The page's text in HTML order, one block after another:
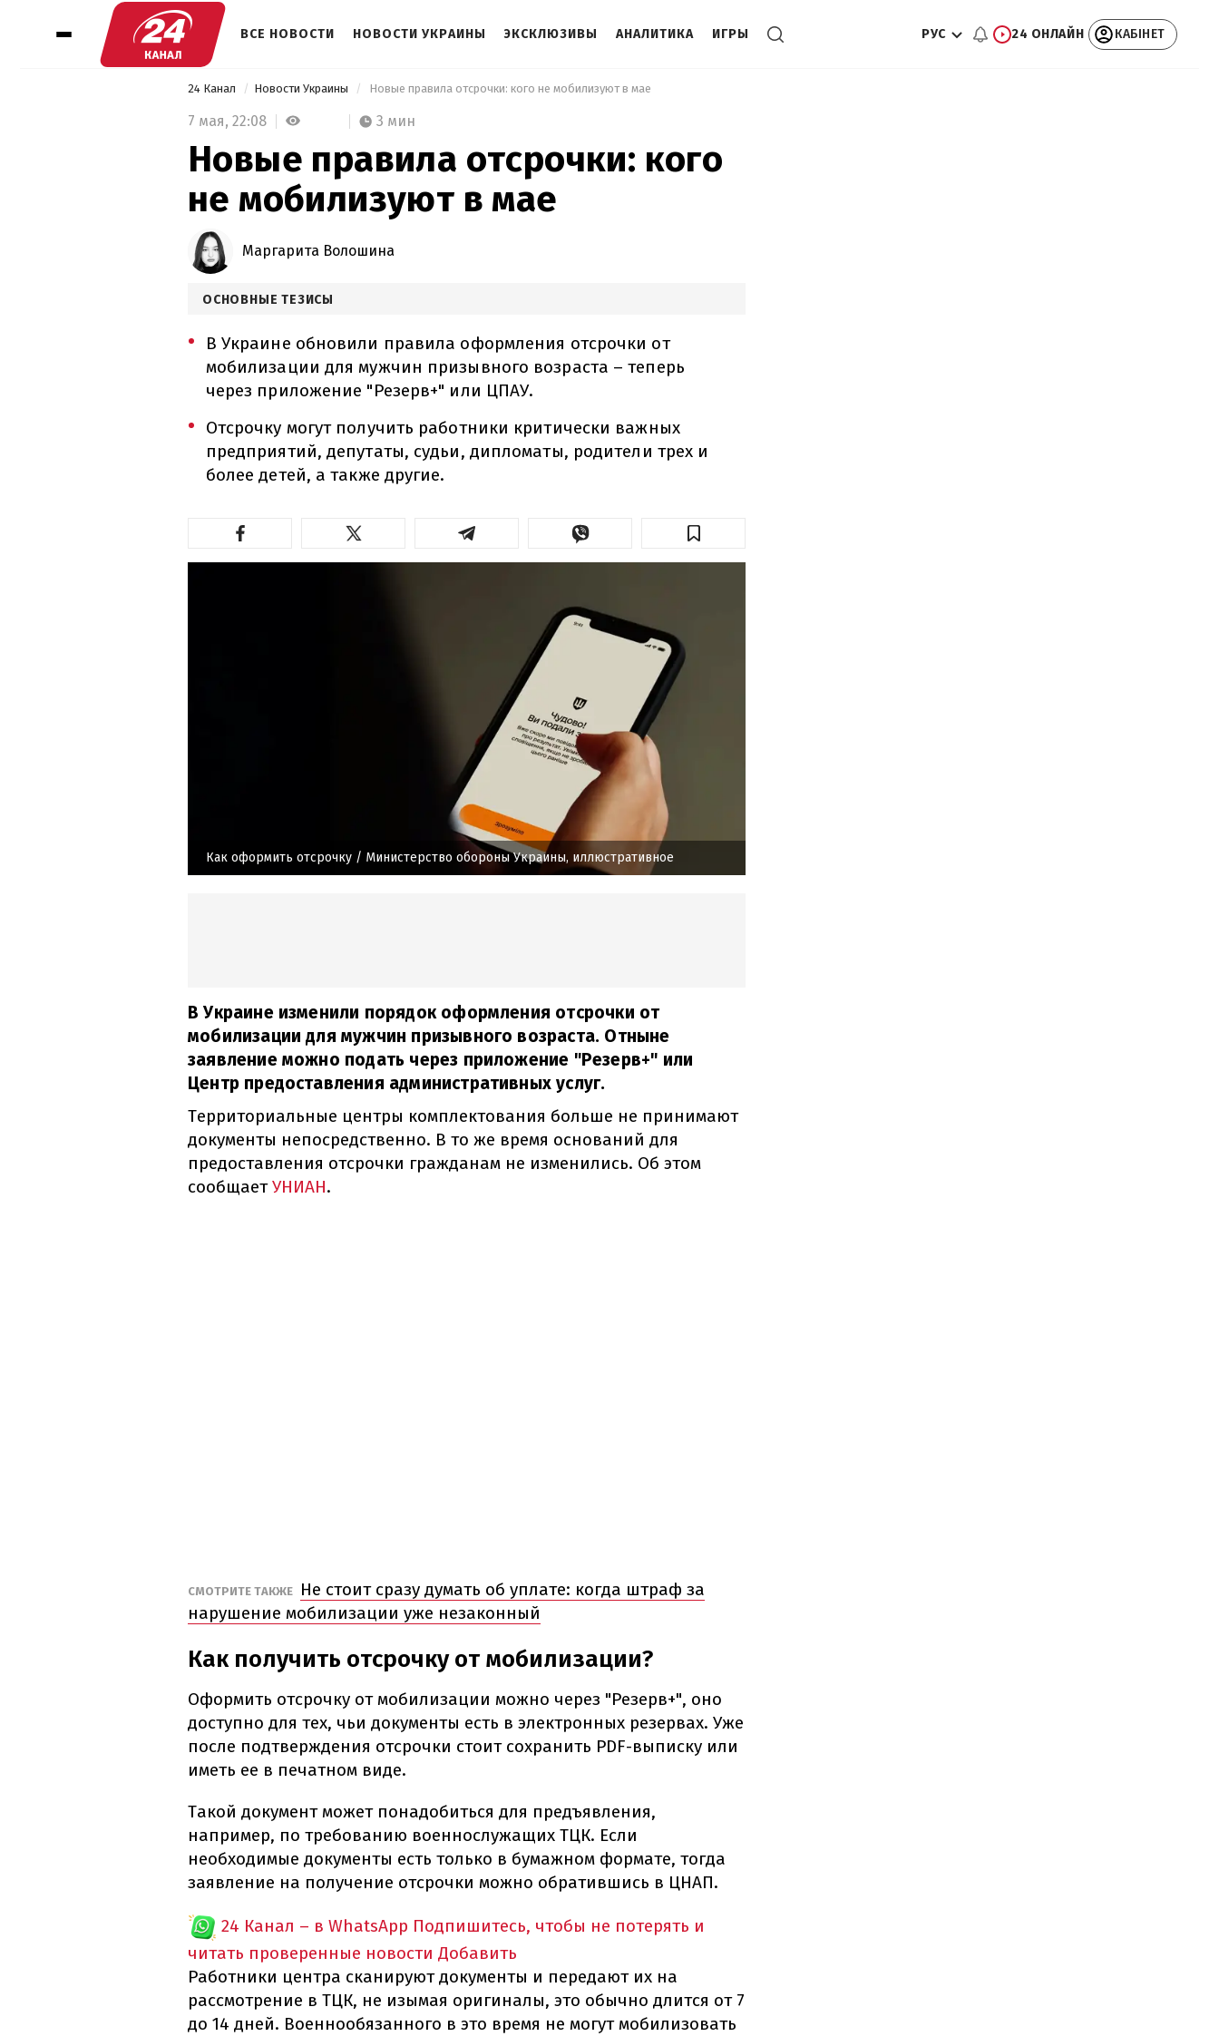
ВСЕ НОВОСТИ НОВОСТИ УКРАИНЫ ЭКСКЛЮЗИВЫ АНАЛИТИКА ИГРЫ РУС 24 ОНЛАЙН КАБІНЕТ
24 Канал Новости Украины Новые правила отсрочки: кого не мобилизуют в мае
7 мая, 22:08 3 мин
Новые правила отсрочки: кого
не мобилизуют в мае
Маргарита Волошина
ОСНОВНЫЕ ТЕЗИСЫ
В Украине обновили правила оформления отсрочки от
мобилизации для мужчин призывного возраста – теперь
через приложение "Резерв+" или ЦПАУ.
Отсрочку могут получить работники критически важных
предприятий, депутаты, судьи, дипломаты, родители трех и
более детей, а также другие.
Как оформить отсрочку / Министерство обороны Украины, иллюстративное
В Украине изменили порядок оформления отсрочки от
мобилизации для мужчин призывного возраста. Отныне
заявление можно подать через приложение "Резерв+" или
Центр предоставления административных услуг.
Территориальные центры комплектования больше не принимают
документы непосредственно. В то же время оснований для
предоставления отсрочки гражданам не изменились. Об этом
сообщаетУНИАН.
СМОТРИТЕ ТАКЖЕ
Не стоит сразу думать об уплате: когда штраф за
нарушение мобилизации уже незаконный
Как получить отсрочку от мобилизации?
Оформить отсрочку от мобилизации можно через "Резерв+", оно
доступно для тех, чьи документы есть в электронных резервах. Уже
после подтверждения отсрочки стоит сохранить PDF-выписку или
иметь ее в печатном виде.
Такой документ может понадобиться для предъявления,
например, по требованию военнослужащих ТЦК. Если
необходимые документы есть только в бумажном формате, тогда
заявление на получение отсрочки можно обратившись в ЦНАП.
24 Канал – в WhatsApp Подпишитесь, чтобы не потерять и
читать проверенные новости Добавить
Работники центра сканируют документы и передают их на
рассмотрение в ТЦК, не изымая оригиналы, это обычно длится от 7
до 14 дней. Военнообязанного в это время не могут мобилизовать